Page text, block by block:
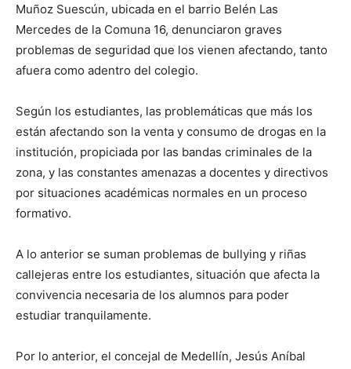
Muñoz Suescún, ubicada en el barrio Belén Las
Mercedes de la Comuna 16, denunciaron graves
problemas de seguridad que los vienen afectando, tanto
afuera como adentro del colegio.
Según los estudiantes, las problemáticas que más los
están afectando son la venta y consumo de drogas en la
institución, propiciada por las bandas criminales de la
zona, y las constantes amenazas a docentes y directivos
por situaciones académicas normales en un proceso
formativo.
A lo anterior se suman problemas de bullying y riñas
callejeras entre los estudiantes, situación que afecta la
convivencia necesaria de los alumnos para poder
estudiar tranquilamente.
Por lo anterior, el concejal de Medellín, Jesús Aníbal